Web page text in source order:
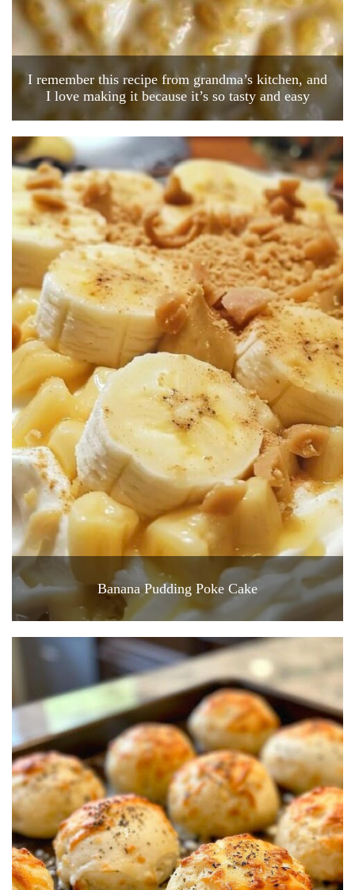
I remember this recipe from grandma’s kitchen, and
I love making it because it’s so tasty and easy
Banana Pudding Poke Cake